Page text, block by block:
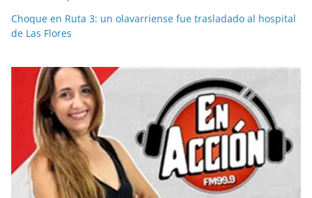
Choque en Ruta 3: un olavarriense fue trasladado al hospital
de Las Flores